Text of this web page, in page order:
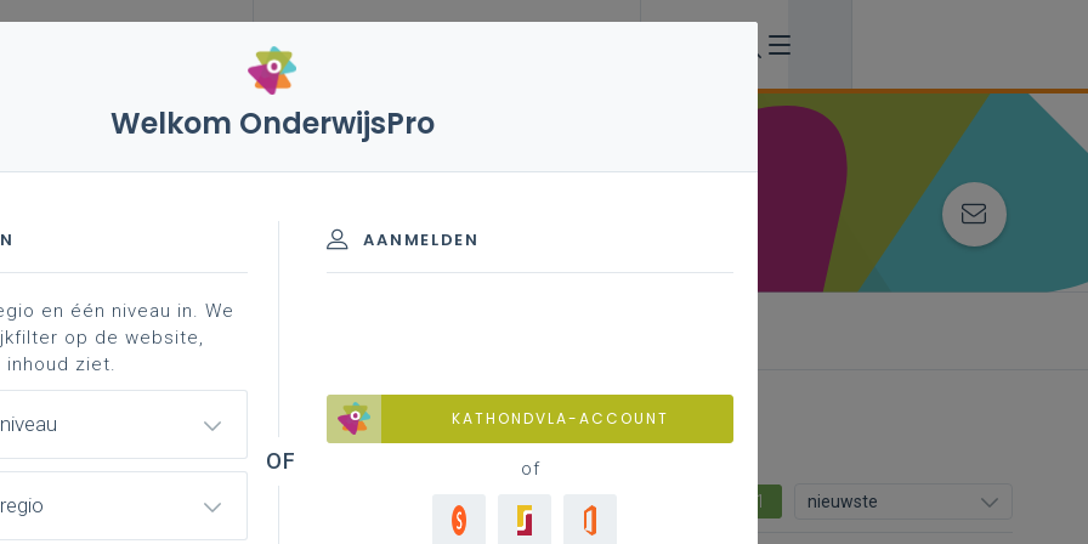
vakken en leerplannen 3de graad
- A-finaliteit
achtergrond
1 nieuwste
Welkom OnderwijsPro
AANMELDEN
KATHONDVLA-ACCOUNT
of
en één niveau in. We
op de website,
ziet.